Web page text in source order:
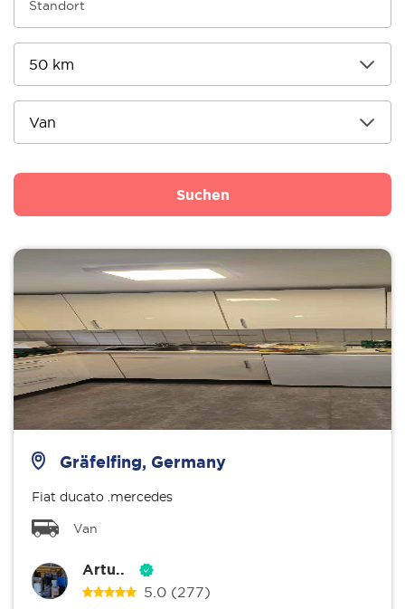
Suchen
Gräfelfing, Germany
Fiat ducato .mercedes
Van
Artu..
5.0 (277)